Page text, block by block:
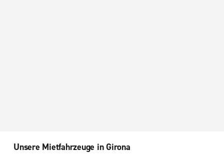
Unsere Mietfahrzeuge in Girona